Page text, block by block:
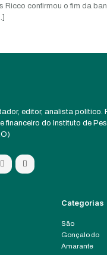
Ricco confirmou o fim da
editor, analista político.
financeiro do Instituto de
Categorias
São
Gonçalo do
Amarante